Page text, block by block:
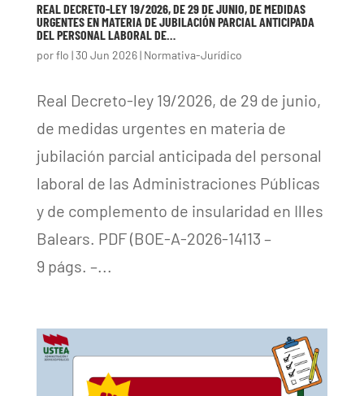
REAL DECRETO-LEY 19/2026, DE 29 DE JUNIO, DE MEDIDAS
URGENTES EN MATERIA DE JUBILACIÓN PARCIAL ANTICIPADA
DEL PERSONAL LABORAL DE…
porflo |30 Jun 2026| Normativa-Jurídico
Real Decreto-ley 19/2026, de 29 de junio,
de medidas urgentes en materia de
jubilación parcial anticipada del personal
laboral de las Administraciones Públicas
y de complemento de insularidad en Illes
Balears. PDF (BOE-A-2026-14113 –
9 págs. –...